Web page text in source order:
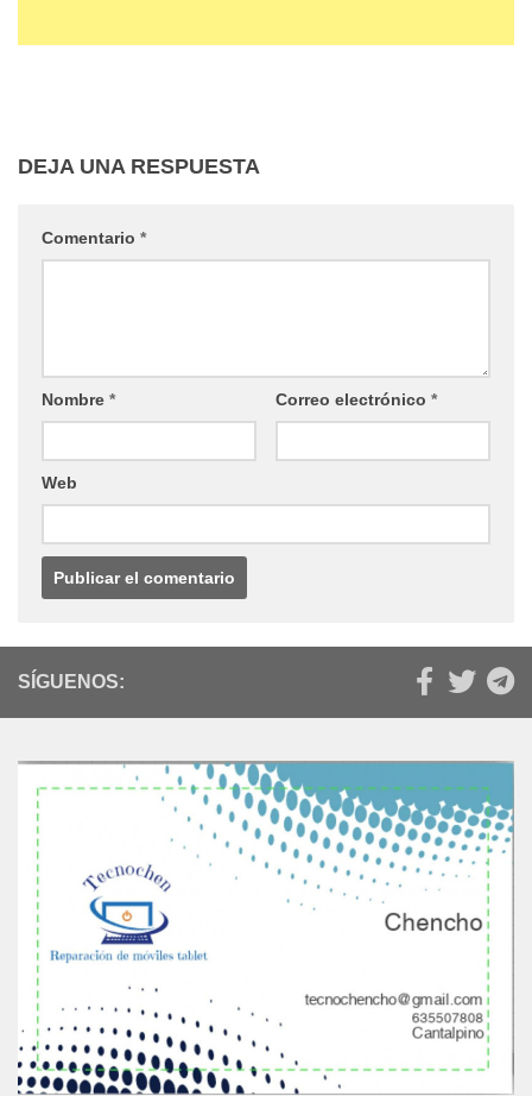
DEJA UNA RESPUESTA
Comentario *
Nombre * Correo electrónico *
Web
SÍGUENOS: